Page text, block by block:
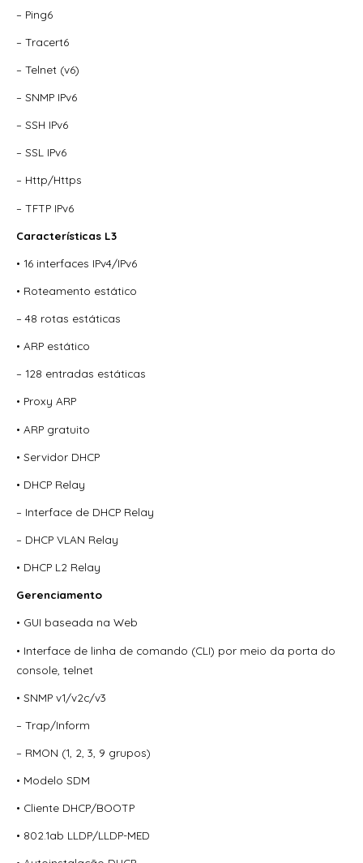
– Ping6
– Tracert6
– Telnet (v6)
– SNMP IPv6
– SSH IPv6
– SSL IPv6
– Http/Https
– TFTP IPv6
Características L3
• 16 interfaces IPv4/IPv6
• Roteamento estático
– 48 rotas estáticas
• ARP estático
– 128 entradas estáticas
• Proxy ARP
• ARP gratuito
• Servidor DHCP
• DHCP Relay
– Interface de DHCP Relay
– DHCP VLAN Relay
• DHCP L2 Relay
Gerenciamento
• GUI baseada na Web
• Interface de linha de comando (CLI) por meio da porta do
console, telnet
• SNMP v1/v2c/v3
– Trap/Inform
– RMON (1, 2, 3, 9 grupos)
• Modelo SDM
• Cliente DHCP/BOOTP
• 802.1ab LLDP/LLDP-MED